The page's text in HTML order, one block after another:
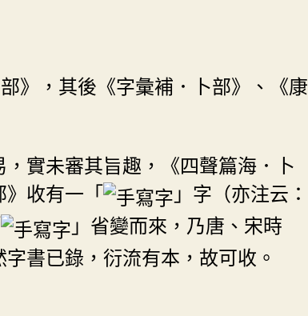
》，其後《字彙補．卜部》、《康
實未審其旨趣，《四聲篇海．卜
收有一「
」字（亦注云：
」省變而來，乃唐、宋時
書已錄，衍流有本，故可收。